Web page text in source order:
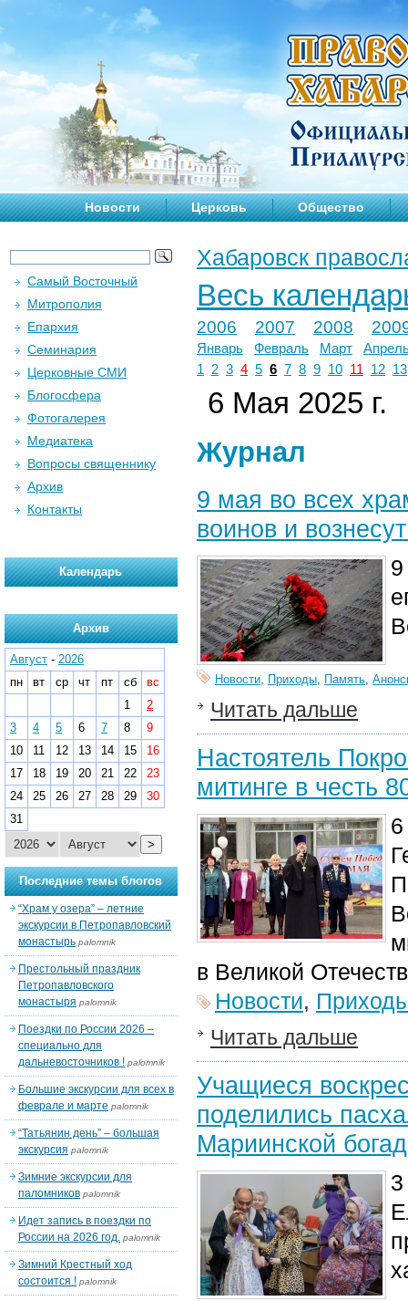
Новости Церковь Общество
Хабаровск
Весь
2006 2007 2008
Январь Февраль Март
1
2 3 4 5 6 7 8 9 10 11 12 13
6 Мая 2025 г.
Журнал
9 мая во всех
воинов и
Новости, Приходы, Память,
Читать дальше
Настоятель
митинге в честь
в Великой
Новости,
Читать дальше
Учащиеся
поделились
Мариинской
Самый Восточный
Митрополия
Епархия
Семинария
Церковные СМИ
Блогосфера
Фотогалерея
Медиатека
Вопросы священнику
Архив
Контакты
Календарь
Архив
Август - 2026
пн
вт ср чт пт сб
вс
1
2
3
4 5 6 7 8
9
10
11 12 13 14 15
16
17
18 19 20 21 22
23
24
25 26 27 28 29
30
31
>
Последние темы блогов
“Храм у озера” – летние
экскурсии в Петропавловский
монастырь palomnik
Престольный праздник
Петропавловского
монастыря palomnik
Поездки по России 2026 –
специально для
дальневосточников ! palomnik
Большие экскурсии для всех в
феврале и марте palomnik
“Татьянин день” – большая
экскурсия palomnik
Зимние экскурсии для
паломников palomnik
Идет запись в поездки по
России на 2026 год. palomnik
Зимний Крестный ход
состоится ! palomnik